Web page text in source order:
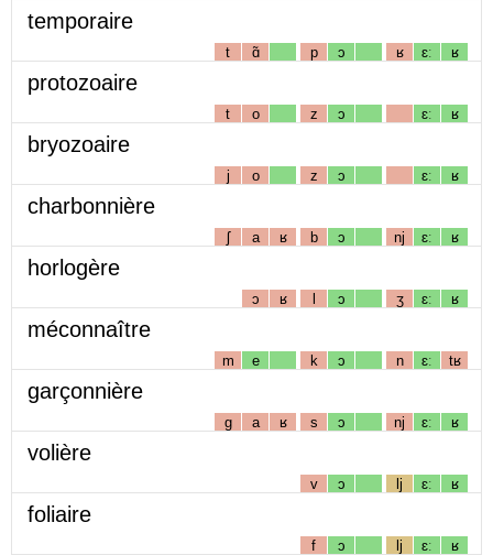
temporaire
t ɑ̃ p ɔ ʁ ɛː ʁ
protozoaire
t o z ɔ ɛː ʁ
bryozoaire
j o z ɔ ɛː ʁ
charbonnière
ʃ a ʁ b ɔ nj ɛː ʁ
horlogère
ɔ ʁ l ɔ ʒ ɛː ʁ
méconnaître
m e k ɔ n ɛː tʁ
garçonnière
g a ʁ s ɔ nj ɛː ʁ
volière
v ɔ lj ɛː ʁ
foliaire
f ɔ lj ɛː ʁ